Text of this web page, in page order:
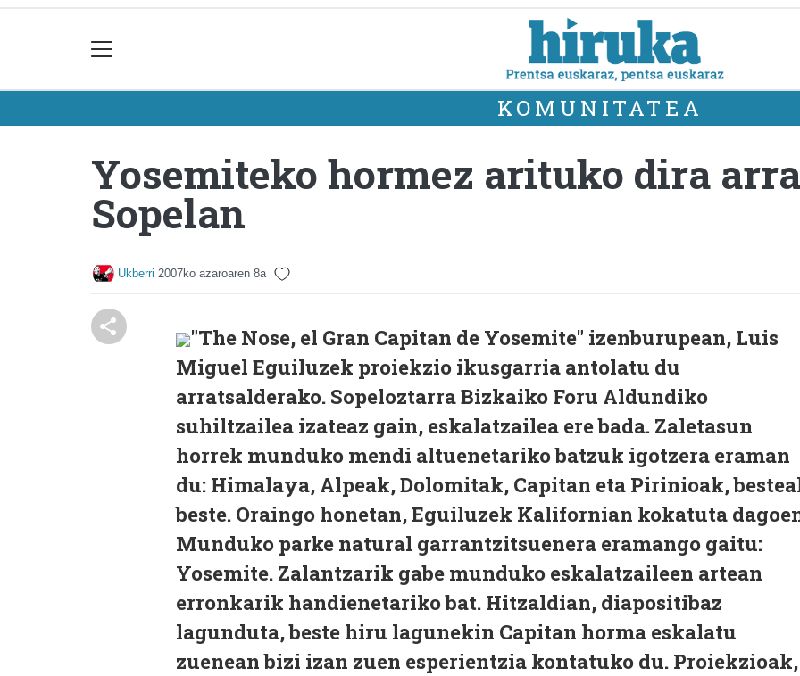
KOMUNITATEA
Yosemiteko hormez arituko dira
Sopelan
Ukberri 2007ko azaroaren 8a
"The Nose, el Gran Capitan de Yosemite" izenburupean, Luis
Miguel Eguiluzek proiekzio ikusgarria antolatu du
arratsalderako. Sopeloztarra Bizkaiko Foru Aldundiko
suhiltzailea izateaz gain, eskalatzailea ere bada. Zaletasun
horrek munduko mendi altuenetariko batzuk igotzera eraman
du: Himalaya, Alpeak, Dolomitak, Capitan eta Pirinioak,
beste. Oraingo honetan, Eguiluzek Kalifornian kokatuta
Munduko parke natural garrantzitsuenera eramango gaitu:
Yosemite. Zalantzarik gabe munduko eskalatzaileen artean
erronkarik handienetariko bat. Hitzaldian, diapositibaz
lagunduta, beste hiru lagunekin Capitan horma eskalatu
zuenean bizi izan zuen esperientzia kontatuko du. Proiekzioak,